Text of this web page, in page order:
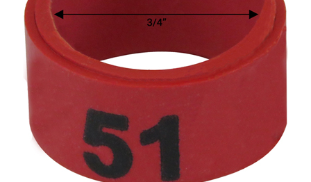
Nous joindre